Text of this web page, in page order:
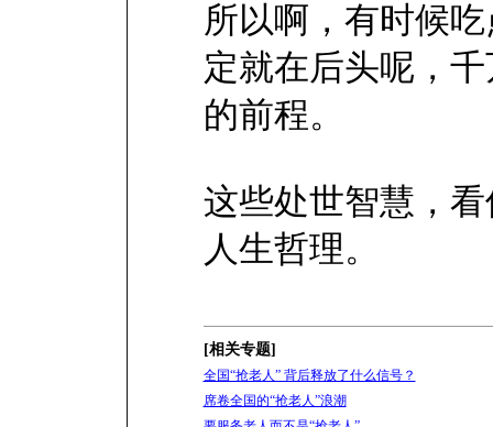
所以啊，有时候
定就在后头呢，
的前程。
这些处世智慧，
人生哲理。
[相关专题]
全国“抢老人” 背后释放了什么信号？
席卷全国的“抢老人”浪潮